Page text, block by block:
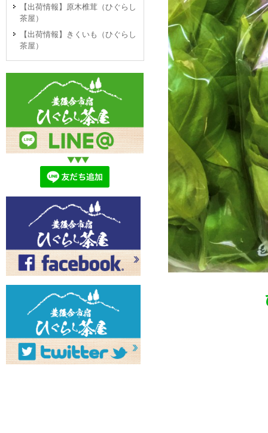
【出荷情報】原木椎茸（ひぐらし
茶屋）
【出荷情報】きくいも（ひぐらし
茶屋）